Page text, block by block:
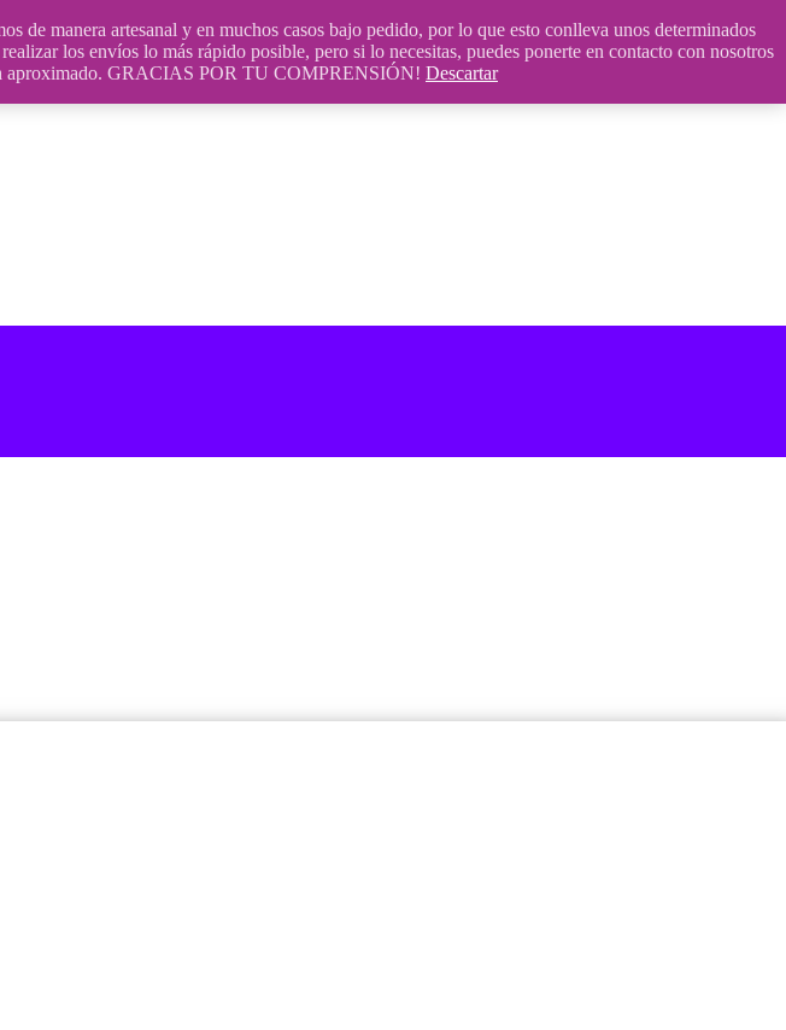
manera artesanal y en muchos casos bajo pedido, por lo que esto conlleva unos determinados
los envíos lo más rápido posible, pero si lo necesitas, puedes ponerte en contacto con nosotros
aproximado. GRACIAS POR TU COMPRENSIÓN! Descartar